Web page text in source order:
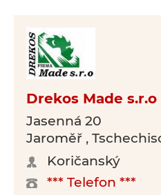
Drekos Made s.r.o
Jasenná 20
Jaroměř ,
Koričanský
*** Telefon ***